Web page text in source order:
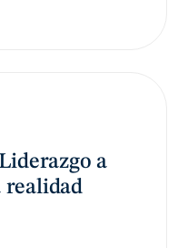
a
realidad